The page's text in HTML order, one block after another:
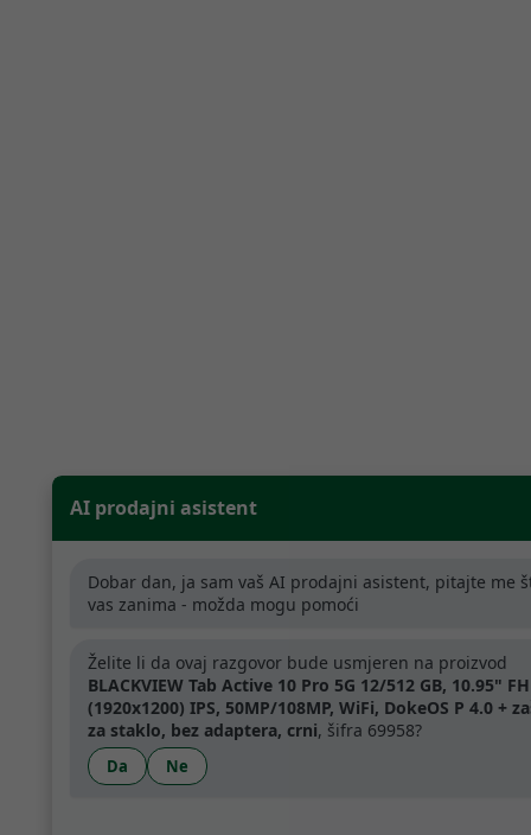
AI prodajni asistent
Dobar dan, ja sam vaš AI prodajni asistent, pitajte me
vas zanima - možda mogu pomoći
Želite li da ovaj razgovor bude usmjeren na proizvod
BLACKVIEW Tab Active 10 Pro 5G 12/512 GB, 10.95"
(1920x1200) IPS, 50MP/108MP, WiFi, DokeOS P 4.0 +
za staklo, bez adaptera, crni, šifra 69958?
Da Ne